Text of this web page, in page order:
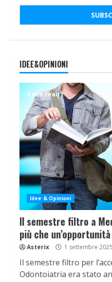
IDEE&OPINIONI
2 min read
Idee & Opinioni
Il semestre filtro a
più che un’opportunità
Asterix 1 settembre 2025
Il semestre filtro per
Odontoiatria era stato